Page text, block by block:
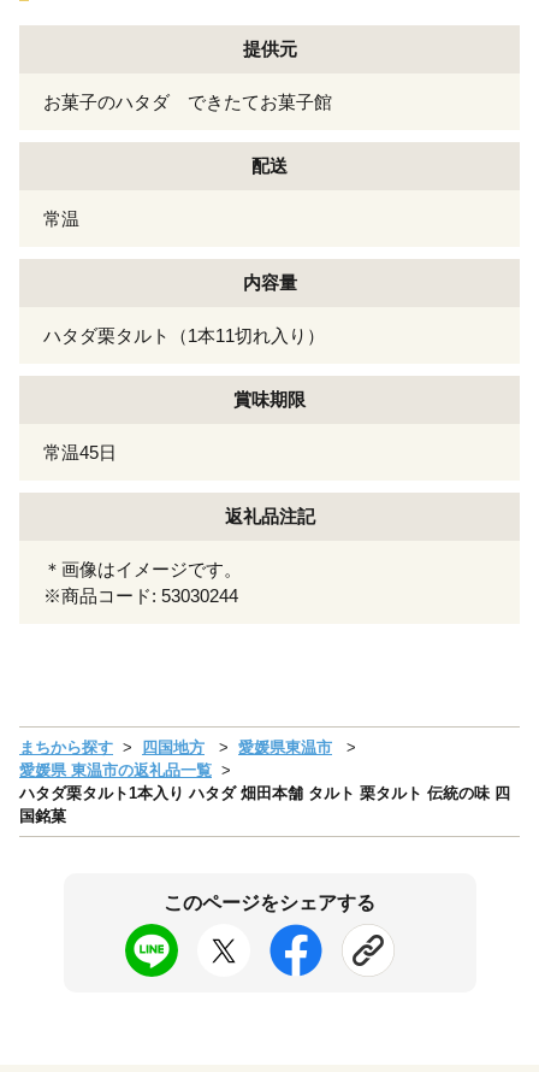
提供元
お菓子のハタダ できたてお菓子館
配送
常温
内容量
ハタダ栗タルト（1本11切れ入り）
賞味期限
常温45日
返礼品注記
＊画像はイメージです。
※商品コード: 53030244
まちから探す 四国地方
愛媛県東温市
愛媛県 東温市の返礼品一覧
ハタダ栗タルト1本入り ハタダ 畑田本舗 タルト 栗タルト 伝統の味 四
国銘菓
このページをシェアする